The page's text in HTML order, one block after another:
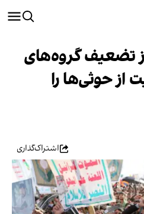
تضعیف گروه‌های
از حوثی‌ها را
اشتراک‌گذاری